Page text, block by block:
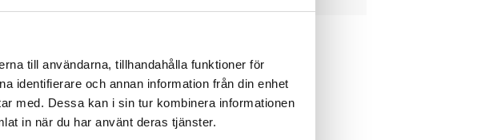
till användarna, tillhandahålla funktioner för
identifierare och annan information från din enhet
med. Dessa kan i sin tur kombinera informationen
in när du har använt deras tjänster.
adapter till kamera eller framlampa.
31,8mm styrdiameter och väger endast 53g.